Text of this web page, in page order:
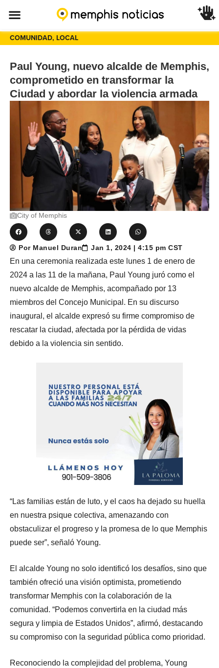
COMUNIDAD, LOCAL
Paul Young, nuevo alcalde de Memphis,
comprometido en transformar la
Ciudad y abordar la violencia armada
City of Memphis
Por Manuel Duran Jan 1, 2024 | 4:15 pm CST
En una ceremonia realizada este lunes 1 de enero de
2024 a las 11 de la mañana, Paul Young juró como el
nuevo alcalde de Memphis, acompañado por 13
miembros del Concejo Municipal. En su discurso
inaugural, el alcalde expresó su firme compromiso de
rescatar la ciudad, afectada por la pérdida de vidas
debido a la violencia sin sentido.
“Las familias están de luto, y el caos ha dejado su huella
en nuestra psique colectiva, amenazando con
obstaculizar el progreso y la promesa de lo que Memphis
puede ser”, señaló Young.
El alcalde Young no solo identificó los desafíos, sino que
también ofreció una visión optimista, prometiendo
transformar Memphis con la colaboración de la
comunidad. “Podemos convertirla en la ciudad más
segura y limpia de Estados Unidos”, afirmó, destacando
su compromiso con la seguridad pública como prioridad.
Reconociendo la complejidad del problema, Young